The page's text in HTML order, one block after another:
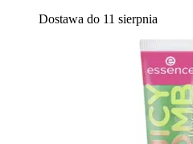
Dostawa do 11 sierpnia